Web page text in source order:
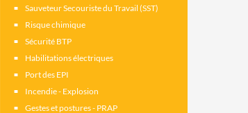
Sauveteur Secouriste du Travail (SST)
Risque chimique
Sécurité BTP
Habilitations électriques
Port des EPI
Incendie - Explosion
Gestes et postures - PRAP